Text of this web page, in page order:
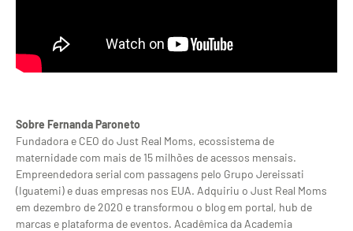
Sobre Fernanda Paroneto
Fundadora e CEO do Just Real Moms, ecossistema de
maternidade com mais de 15 milhões de acessos mensais.
Empreendedora serial com passagens pelo Grupo Jereissati
(Iguatemi) e duas empresas nos EUA. Adquiriu o Just Real Moms
em dezembro de 2020 e transformou o blog em portal, hub de
marcas e plataforma de eventos. Acadêmica da Academia